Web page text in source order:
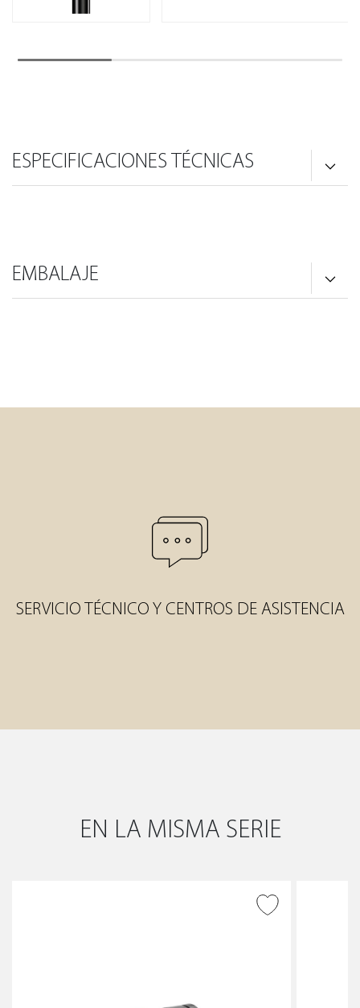
ESPECIFICACIONES TÉCNICAS
EMBALAJE
SERVICIO TÉCNICO Y CENTROS DE ASISTENCIA
EN LA MISMA SERIE